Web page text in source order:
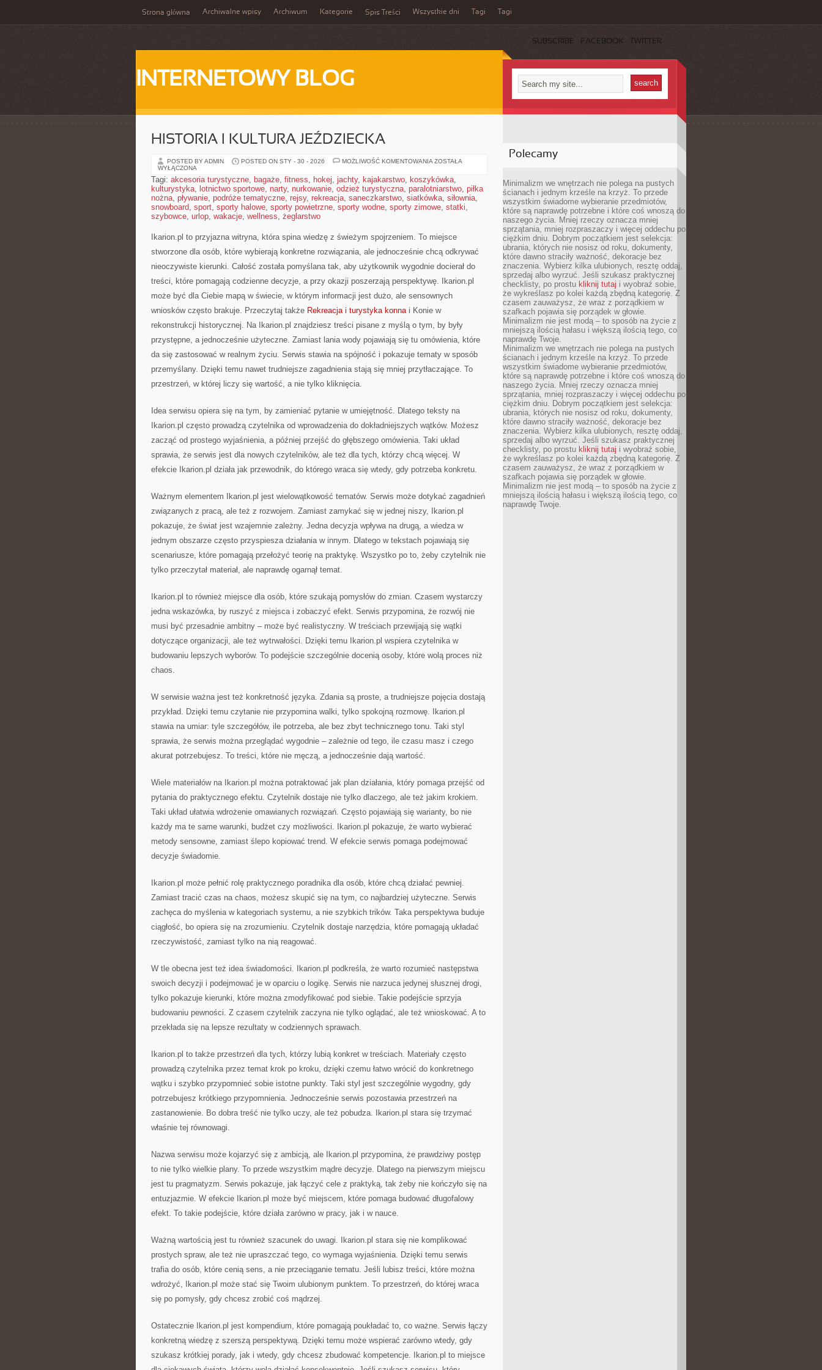
Strona główna Archiwalne wpisy Archiwum Kategorie Spis Treści Wszystkie dni Tagi Tagi
SUBSCRIBE FACEBOOK TWITTER
INTERNETOWY BLOG
HISTORIA I KULTURA JEŹDZIECKA
POSTED BY ADMIN POSTED ON STY - 30 - 2026 MOŻLIWOŚĆ KOMENTOWANIA HISTORIA
JEŹDZIECKA
ZOSTAŁA
WYŁĄCZONA
Tagi: akcesoria turystyczne, bagaże, fitness, hokej, jachty, kajakarstwo, koszykówka,
kulturystyka, lotnictwo sportowe, narty, nurkowanie, odzież turystyczna, paralotniarstwo, piłka
nożna, pływanie, podróże tematyczne, rejsy, rekreacja, saneczkarstwo, siatkówka, siłownia,
snowboard, sport, sporty halowe, sporty powietrzne, sporty wodne, sporty zimowe, statki,
szybowce, urlop, wakacje, wellness, żeglarstwo
Ikarion.pl to przyjazna witryna, która spina wiedzę z świeżym spojrzeniem. To miejsce
stworzone dla osób, które wybierają konkretne rozwiązania, ale jednocześnie chcą odkrywać
nieoczywiste kierunki. Całość została pomyślana tak, aby użytkownik wygodnie docierał do
treści, które pomagają codzienne decyzje, a przy okazji poszerzają perspektywę. Ikarion.pl
może być dla Ciebie mapą w świecie, w którym informacji jest dużo, ale sensownych
wniosków często brakuje. Przeczytaj także Rekreacja i turystyka konnai Konie w
rekonstrukcji historycznej. Na Ikarion.pl znajdziesz treści pisane z myślą o tym, by były
przystępne, a jednocześnie użyteczne. Zamiast lania wody pojawiają się tu omówienia, które
da się zastosować w realnym życiu. Serwis stawia na spójność i pokazuje tematy w sposób
przemyślany. Dzięki temu nawet trudniejsze zagadnienia stają się mniej przytłaczające. To
przestrzeń, w której liczy się wartość, a nie tylko kliknięcia.
Idea serwisu opiera się na tym, by zamieniać pytanie w umiejętność. Dlatego teksty na
Ikarion.pl często prowadzą czytelnika od wprowadzenia do dokładniejszych wątków. Możesz
zacząć od prostego wyjaśnienia, a później przejść do głębszego omówienia. Taki układ
sprawia, że serwis jest dla nowych czytelników, ale też dla tych, którzy chcą więcej. W
efekcie Ikarion.pl działa jak przewodnik, do którego wraca się wtedy, gdy potrzeba konkretu.
Ważnym elementem Ikarion.pl jest wielowątkowość tematów. Serwis może dotykać zagadnień
związanych z pracą, ale też z rozwojem. Zamiast zamykać się w jednej niszy, Ikarion.pl
pokazuje, że świat jest wzajemnie zależny. Jedna decyzja wpływa na drugą, a wiedza w
jednym obszarze często przyspiesza działania w innym. Dlatego w tekstach pojawiają się
scenariusze, które pomagają przełożyć teorię na praktykę. Wszystko po to, żeby czytelnik nie
tylko przeczytał materiał, ale naprawdę ogarnął temat.
Ikarion.pl to również miejsce dla osób, które szukają pomysłów do zmian. Czasem wystarczy
jedna wskazówka, by ruszyć z miejsca i zobaczyć efekt. Serwis przypomina, że rozwój nie
musi być przesadnie ambitny – może być realistyczny. W treściach przewijają się wątki
dotyczące organizacji, ale też wytrwałości. Dzięki temu Ikarion.pl wspiera czytelnika w
budowaniu lepszych wyborów. To podejście szczególnie docenią osoby, które wolą proces niż
chaos.
W serwisie ważna jest też konkretność języka. Zdania są proste, a trudniejsze pojęcia dostają
przykład. Dzięki temu czytanie nie przypomina walki, tylko spokojną rozmowę. Ikarion.pl
stawia na umiar: tyle szczegółów, ile potrzeba, ale bez zbyt technicznego tonu. Taki styl
sprawia, że serwis można przeglądać wygodnie – zależnie od tego, ile czasu masz i czego
akurat potrzebujesz. To treści, które nie męczą, a jednocześnie dają wartość.
Wiele materiałów na Ikarion.pl można potraktować jak plan działania, który pomaga przejść od
pytania do praktycznego efektu. Czytelnik dostaje nie tylko dlaczego, ale też jakim krokiem.
Taki układ ułatwia wdrożenie omawianych rozwiązań. Często pojawiają się warianty, bo nie
każdy ma te same warunki, budżet czy możliwości. Ikarion.pl pokazuje, że warto wybierać
metody sensowne, zamiast ślepo kopiować trend. W efekcie serwis pomaga podejmować
decyzje świadomie.
Ikarion.pl może pełnić rolę praktycznego poradnika dla osób, które chcą działać pewniej.
Zamiast tracić czas na chaos, możesz skupić się na tym, co najbardziej użyteczne. Serwis
zachęca do myślenia w kategoriach systemu, a nie szybkich trików. Taka perspektywa buduje
ciągłość, bo opiera się na zrozumieniu. Czytelnik dostaje narzędzia, które pomagają układać
rzeczywistość, zamiast tylko na nią reagować.
W tle obecna jest też idea świadomości. Ikarion.pl podkreśla, że warto rozumieć następstwa
swoich decyzji i podejmować je w oparciu o logikę. Serwis nie narzuca jedynej słusznej drogi,
tylko pokazuje kierunki, które można zmodyfikować pod siebie. Takie podejście sprzyja
budowaniu pewności. Z czasem czytelnik zaczyna nie tylko oglądać, ale też wnioskować. A to
przekłada się na lepsze rezultaty w codziennych sprawach.
Ikarion.pl to także przestrzeń dla tych, którzy lubią konkret w treściach. Materiały często
prowadzą czytelnika przez temat krok po kroku, dzięki czemu łatwo wrócić do konkretnego
wątku i szybko przypomnieć sobie istotne punkty. Taki styl jest szczególnie wygodny, gdy
potrzebujesz krótkiego przypomnienia. Jednocześnie serwis pozostawia przestrzeń na
zastanowienie. Bo dobra treść nie tylko uczy, ale też pobudza. Ikarion.pl stara się trzymać
właśnie tej równowagi.
Nazwa serwisu może kojarzyć się z ambicją, ale Ikarion.pl przypomina, że prawdziwy postęp
to nie tylko wielkie plany. To przede wszystkim mądre decyzje. Dlatego na pierwszym miejscu
jest tu pragmatyzm. Serwis pokazuje, jak łączyć cele z praktyką, tak żeby nie kończyło się na
entuzjazmie. W efekcie Ikarion.pl może być miejscem, które pomaga budować długofalowy
efekt. To takie podejście, które działa zarówno w pracy, jak i w nauce.
Ważną wartością jest tu również szacunek do uwagi. Ikarion.pl stara się nie komplikować
prostych spraw, ale też nie upraszczać tego, co wymaga wyjaśnienia. Dzięki temu serwis
trafia do osób, które cenią sens, a nie przeciąganie tematu. Jeśli lubisz treści, które można
wdrożyć, Ikarion.pl może stać się Twoim ulubionym punktem. To przestrzeń, do której wraca
się po pomysły, gdy chcesz zrobić coś mądrzej.
Ostatecznie Ikarion.pl jest kompendium, które pomagają poukładać to, co ważne. Serwis łączy
konkretną wiedzę z szerszą perspektywą. Dzięki temu może wspierać zarówno wtedy, gdy
szukasz krótkiej porady, jak i wtedy, gdy chcesz zbudować kompetencje. Ikarion.pl to miejsce
Polecamy
Minimalizm we wnętrzach nie polega na pustych
ścianach i jednym krześle na krzyż. To przede
wszystkim świadome wybieranie przedmiotów,
które są naprawdę potrzebne i które coś wnoszą do
naszego życia. Mniej rzeczy oznacza mniej
sprzątania, mniej rozpraszaczy i więcej oddechu po
ciężkim dniu. Dobrym początkiem jest selekcja:
ubrania, których nie nosisz od roku, dokumenty,
które dawno straciły ważność, dekoracje bez
znaczenia. Wybierz kilka ulubionych, resztę oddaj,
sprzedaj albo wyrzuć. Jeśli szukasz praktycznej
checklisty, po prostu kliknij tutaj i wyobraź sobie,
że wykreślasz po kolei każdą zbędną kategorię. Z
czasem zauważysz, że wraz z porządkiem w
szafkach pojawia się porządek w głowie.
Minimalizm nie jest modą – to sposób na życie z
mniejszą ilością hałasu i większą ilością tego, co
naprawdę Twoje.
Minimalizm we wnętrzach nie polega na pustych
ścianach i jednym krześle na krzyż. To przede
wszystkim świadome wybieranie przedmiotów,
które są naprawdę potrzebne i które coś wnoszą do
naszego życia. Mniej rzeczy oznacza mniej
sprzątania, mniej rozpraszaczy i więcej oddechu po
ciężkim dniu. Dobrym początkiem jest selekcja:
ubrania, których nie nosisz od roku, dokumenty,
które dawno straciły ważność, dekoracje bez
znaczenia. Wybierz kilka ulubionych, resztę oddaj,
sprzedaj albo wyrzuć. Jeśli szukasz praktycznej
checklisty, po prostu kliknij tutaj i wyobraź sobie,
że wykreślasz po kolei każdą zbędną kategorię. Z
czasem zauważysz, że wraz z porządkiem w
szafkach pojawia się porządek w głowie.
Minimalizm nie jest modą – to sposób na życie z
mniejszą ilością hałasu i większą ilością tego, co
naprawdę Twoje.